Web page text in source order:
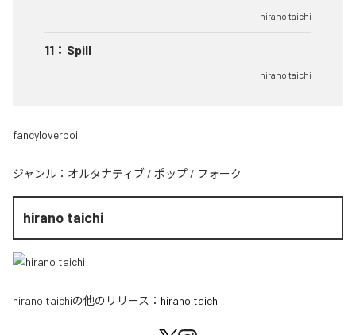
hirano taichi
11 ： Spill
hirano taichi
fancyloverboi
ジャンル： オルタナティブ / ポップ / フォーク
hirano taichi
hirano taichiの他のリリース： hirano taichi